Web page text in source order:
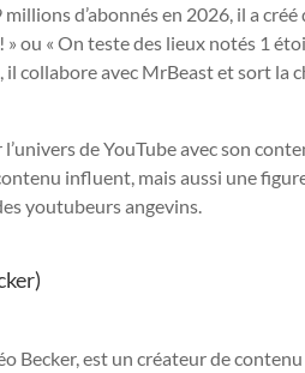
d’abonnés en 2026, il a
! » ou « On teste des lieux notés 1
collabore avec MrBeast et sort la
de YouTube avec son
influent, mais aussi une
youtubeurs angevins.
Becker, est un créateur de